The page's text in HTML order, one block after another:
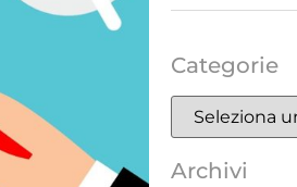
Categorie
Archivi